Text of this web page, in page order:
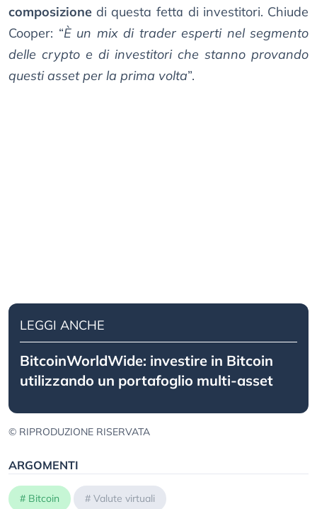
composizione di questa fetta di investitori. Chiude
Cooper: “È un mix di trader esperti nel segmento
delle crypto e di investitori che stanno provando
questi asset per la prima volta”.
LEGGI ANCHE
BitcoinWorldWide: investire in Bitcoin
utilizzando un portafoglio multi-asset
© RIPRODUZIONE RISERVATA
ARGOMENTI
# Bitcoin # Valute virtuali